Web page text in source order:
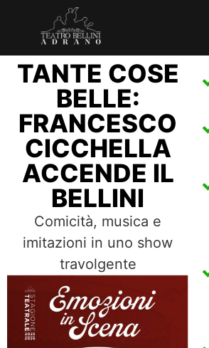
TANTE COSE
BELLE:
FRANCESCO
CICCHELLA
ACCENDE IL
BELLINI
Comicità, musica e
imitazioni in uno show
travolgente